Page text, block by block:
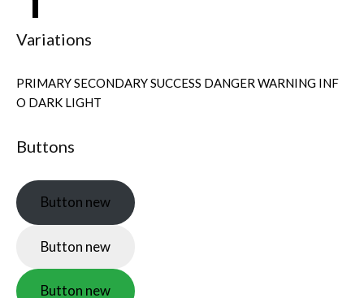
Variations
PRIMARYSECONDARYSUCCESS DANGER WARNING INF
O DARK LIGHT
Buttons
Button new
Button new
Button new